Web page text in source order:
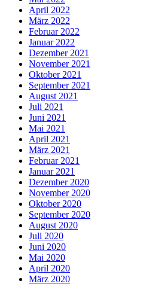
April 2022
März 2022
Februar 2022
Januar 2022
Dezember 2021
November 2021
Oktober 2021
September 2021
August 2021
Juli 2021
Juni 2021
Mai 2021
April 2021
März 2021
Februar 2021
Januar 2021
Dezember 2020
November 2020
Oktober 2020
September 2020
August 2020
Juli 2020
Juni 2020
Mai 2020
April 2020
März 2020